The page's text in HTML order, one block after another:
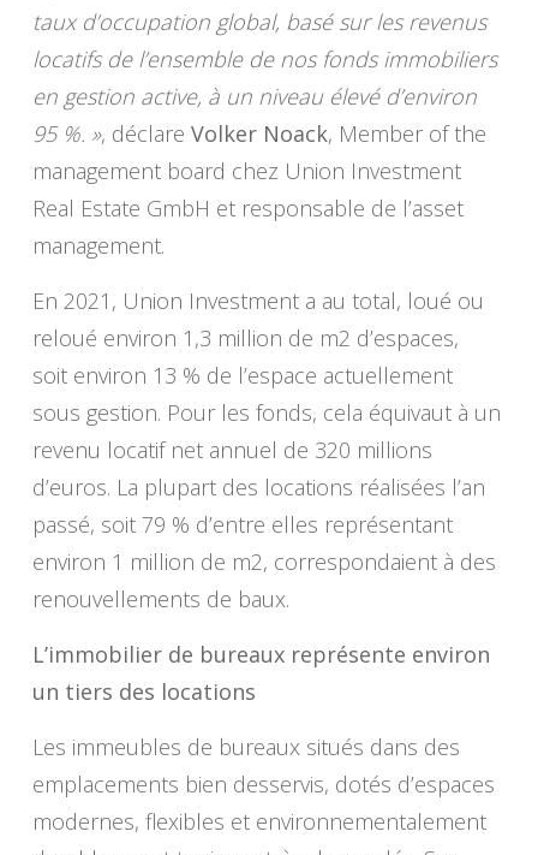
taux d’occupation global, basé sur les revenus
locatifs de l’ensemble de nos fonds immobiliers
en gestion active, à un niveau élevé d’environ
95 %. », déclare Volker Noack, Member of the
management board chez Union Investment
Real Estate GmbH et responsable de l’asset
management.
En 2021, Union Investment a au total, loué ou
reloué environ 1,3 million de m2 d’espaces,
soit environ 13 % de l’espace actuellement
sous gestion. Pour les fonds, cela équivaut à un
revenu locatif net annuel de 320 millions
d’euros. La plupart des locations réalisées l’an
passé, soit 79 % d’entre elles représentant
environ 1 million de m2, correspondaient à des
renouvellements de baux.
L’immobilier de bureaux représente environ
un tiers des locations
Les immeubles de bureaux situés dans des
emplacements bien desservis, dotés d’espaces
modernes, flexibles et environnementalement